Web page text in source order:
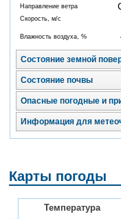
Направление ветра
Скорость, м/с
Влажность воздуха, %
Состояние земной
Состояние почвы
Опасные погодные и
Информация для
Карты погоды
Температура